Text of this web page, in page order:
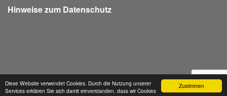
Zustimmen
Diese Website verwendet Cookies. Durch die Nutzung unserer
Services erklären Sie sich damit einverstanden, dass wir Cookies
Hinweise zum Datenschutz
Webdesign Seventum